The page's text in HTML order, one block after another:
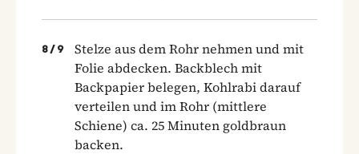
8 / 9
Stelze aus dem Rohr nehmen und mit
Folie abdecken. Backblech mit
Backpapier belegen, Kohlrabi darauf
verteilen und im Rohr (mittlere
Schiene) ca. 25 Minuten goldbraun
backen.